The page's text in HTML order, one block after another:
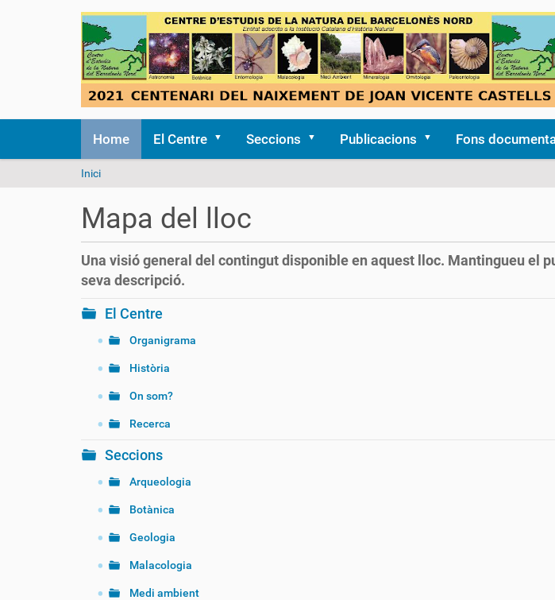
Home El Centre Seccions Publicacions Fons
S
a
Inici
Mapa del lloc
Una visió general del contingut disponible en aquest lloc. Mantingueu el
seva descripció.
El Centre
Organigrama
Història
On som?
Recerca
Seccions
Arqueologia
Botànica
Geologia
Malacologia
Medi ambient